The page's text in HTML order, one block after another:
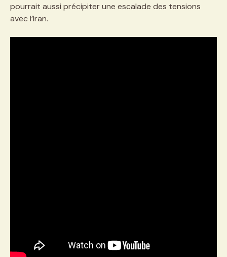
pourrait aussi précipiter une escalade des tensions
avec l’Iran.